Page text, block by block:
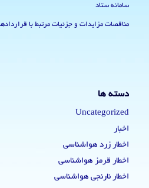
سامانه ستاد
مناقصات مزایدات و جزئیات مرتبط با
دسته ها
Uncategorized
اخبار
اخطار زرد هواشناسی
اخطار قرمز هواشناسی
اخطار نارنجی هواشناسی